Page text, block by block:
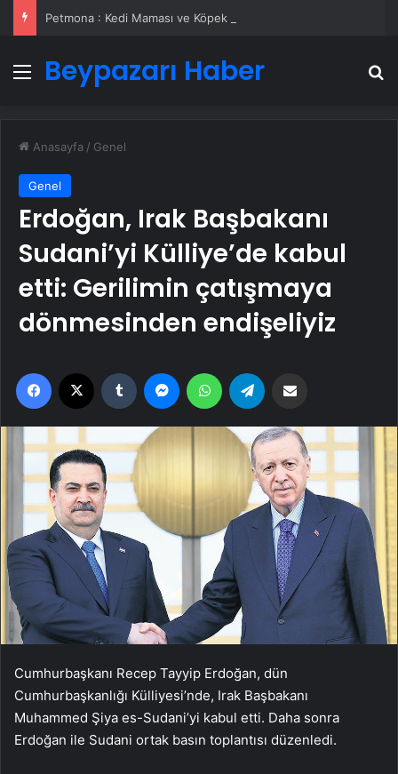
Menü
Beypazarı Haber
Anasayfa / Genel
Genel
Erdoğan, Irak Başbakanı
Sudani’yi Külliye’de kabul
etti: Gerilimin çatışmaya
dönmesinden endişeliyiz
Facebook Tumblr MessengerWhatsApp
Cumhurbaşkanı Recep Tayyip Erdoğan, dün
Cumhurbaşkanlığı Külliyesi’nde, Irak Başbakanı
Muhammed Şiya es-Sudani’yi kabul etti. Daha sonra
Erdoğan ile Sudani ortak basın toplantısı düzenledi.